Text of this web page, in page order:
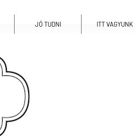
JÓ TUDNI ITT VAGYUNK